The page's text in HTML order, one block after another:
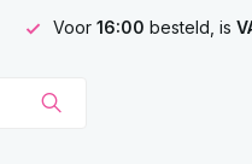
Voor 16:00 besteld, is